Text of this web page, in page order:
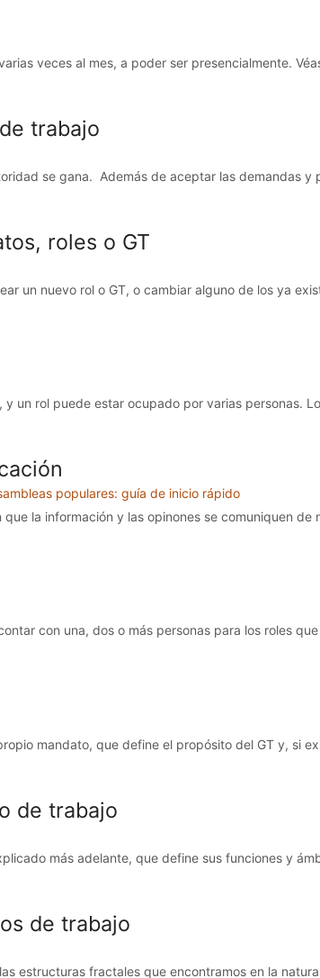
veces al mes, a poder ser presencialmente.
trabajo
se gana. Además de aceptar las demandas y
roles o GT
un nuevo rol o GT, o cambiar alguno de los ya
un rol puede estar ocupado por varias personas.
populares: guía de inicio rápido
la información y las opinones se comuniquen de
con una, dos o más personas para los roles
mandato, que define el propósito del GT y, si
de trabajo
más adelante, que define sus funciones y
de trabajo
estructuras fractales que encontramos en la